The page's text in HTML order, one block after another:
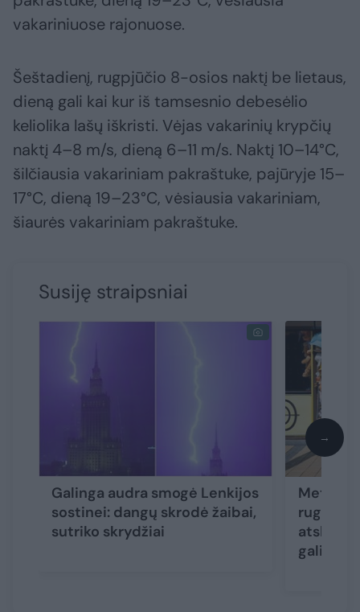
vakariniuose rajonuose.
Šeštadienį, rugpjūčio 8-osios naktį be lietaus,
dieną gali kai kur iš tamsesnio debesėlio
keliolika lašų iškristi. Vėjas vakarinių krypčių
naktį 4–8 m/s, dieną 6–11 m/s. Naktį 10–14°C,
šilčiausia vakariniam pakraštuke, pajūryje 15–
17°C, dieną 19–23°C, vėsiausia vakariniam,
šiaurės vakariniam pakraštuke.
Susiję straipsniai
Galinga audra smogė Lenkijos
sostinei: dangų skrodė žaibai,
sutriko skrydžiai
gali
→